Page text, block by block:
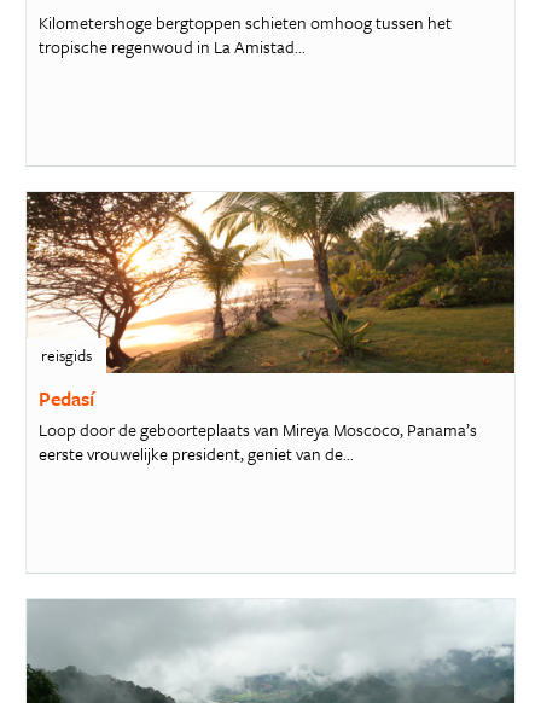
Kilometershoge bergtoppen schieten omhoog tussen het
tropische regenwoud in La Amistad...
reisgids
Pedasí
Loop door de geboorteplaats van Mireya Moscoco, Panama’s
eerste vrouwelijke president, geniet van de...